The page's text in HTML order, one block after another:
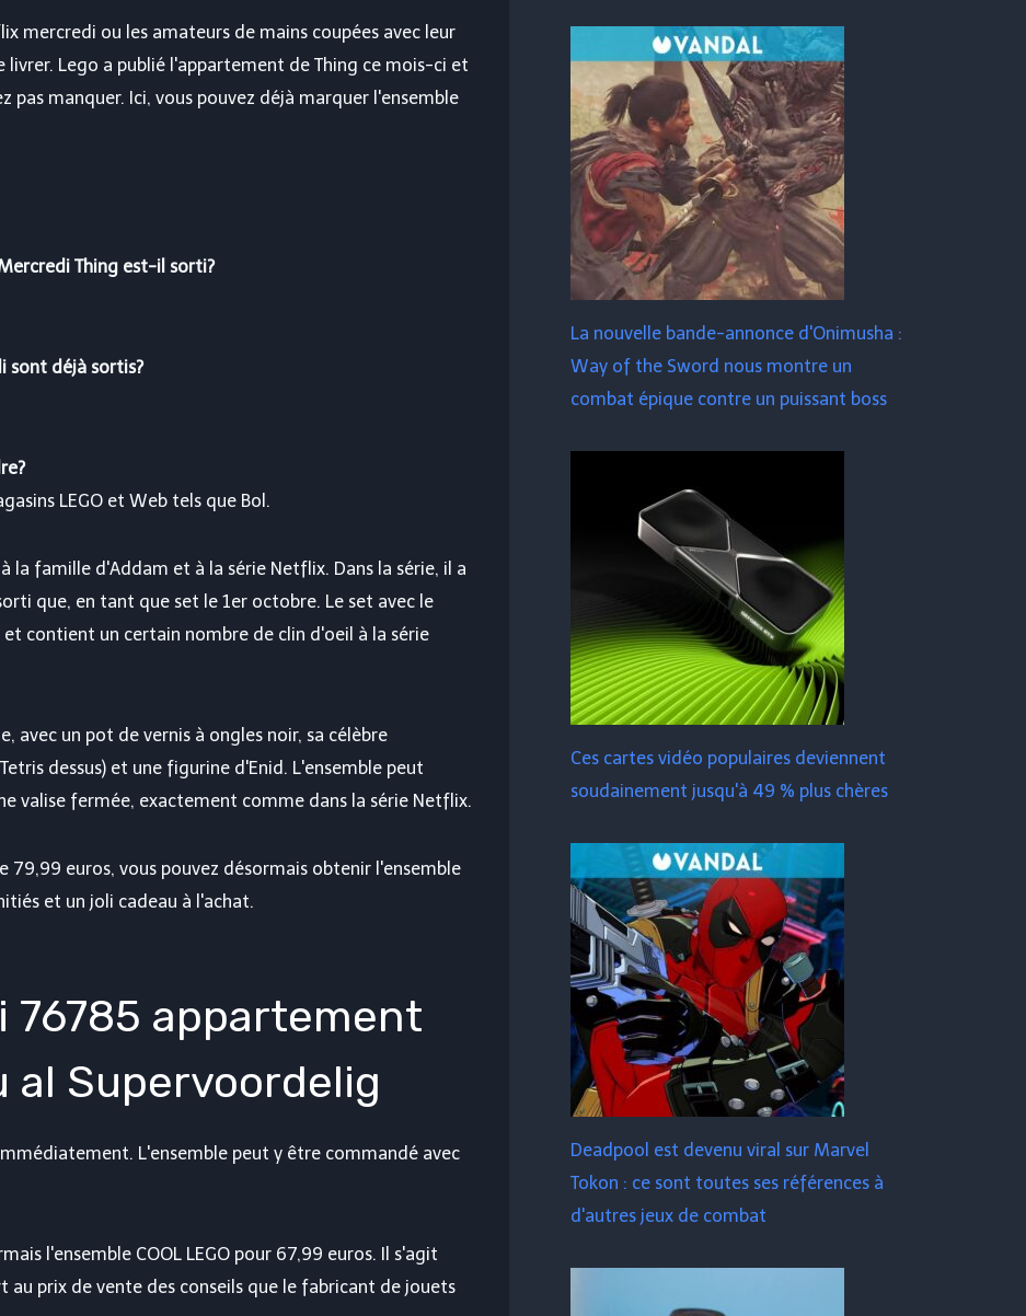
mercredi ou les amateurs de mains coupées avec leur
livrer. Lego a publié l'appartement de Thing ce mois-ci et
pas manquer. Ici, vous pouvez déjà marquer l'ensemble
Thing est-il sorti?
sont déjà sortis?
LEGO et Web tels que Bol.
la famille d'Addam et à la série Netflix. Dans la série, il a
que, en tant que set le 1er octobre. Le set avec le
contient un certain nombre de clin d'oeil à la série
avec un pot de vernis à ongles noir, sa célèbre
dessus) et une figurine d'Enid. L'ensemble peut
valise fermée, exactement comme dans la série Netflix.
79,99 euros, vous pouvez désormais obtenir l'ensemble
et un joli cadeau à l'achat.
76785 appartement
al Supervoordelig
L'ensemble peut y être commandé avec
l'ensemble COOL LEGO pour 67,99 euros. Il s'agit
au prix de vente des conseils que le fabricant de jouets
La nouvelle bande-annonce d'Onimusha :
Way of the Sword nous montre un
combat épique contre un puissant boss
Ces cartes vidéo populaires deviennent
soudainement jusqu'à 49 % plus chères
Deadpool est devenu viral sur Marvel
Tokon : ce sont toutes ses références à
d'autres jeux de combat